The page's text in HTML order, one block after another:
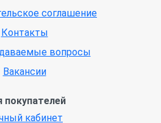
соглашение
Контакты
вопросы
Вакансии
покупателей
кабинет